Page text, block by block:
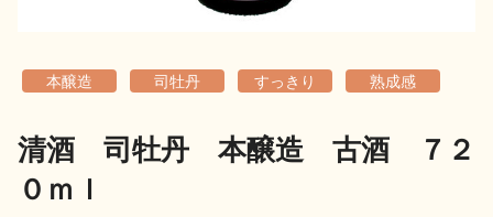
本醸造 司牡丹 すっきり 熟成感
清酒 司牡丹 本醸造 古酒 ７２
０ｍｌ